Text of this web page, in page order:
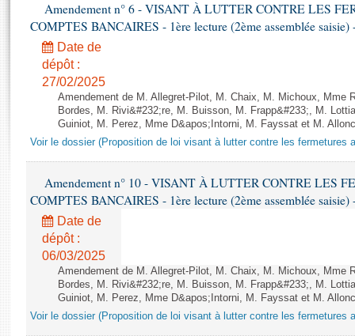
Propositions de loi
Amendements
Textes adoptés
Rapports d'information
Rapports d'enquête
Rapports législatifs
Dossiers législatifs
Budget et sécurité sociale
Questions écrites et orales
Comptes rendus des débats
Histoire
Juniors
Anciennes législatures
Liens vers les sites publics
Photos libres de droit
Amendement n° 6 - VISANT À LUTTER CONTRE LES
COMPTES BANCAIRES - 1ère lecture (2ème assemblée saisie)
Date de
dépôt :
27/02/2025
Amendement de M. Allegret-Pilot, M. Chaix, M. Michoux, Mme
Bordes, M. Rivi&#232;re, M. Buisson, M. Frapp&#233;, M.
Guiniot, M. Perez, Mme D&apos;Intorni, M. Fayssat et M.
Voir le dossier (Proposition de loi visant à lutter contre les fermetures
Amendement n° 10 - VISANT À LUTTER CONTRE LES
COMPTES BANCAIRES - 1ère lecture (2ème assemblée saisie)
Date de
dépôt :
06/03/2025
Amendement de M. Allegret-Pilot, M. Chaix, M. Michoux, Mme
Bordes, M. Rivi&#232;re, M. Buisson, M. Frapp&#233;, M.
Guiniot, M. Perez, Mme D&apos;Intorni, M. Fayssat et M.
Voir le dossier (Proposition de loi visant à lutter contre les fermetures